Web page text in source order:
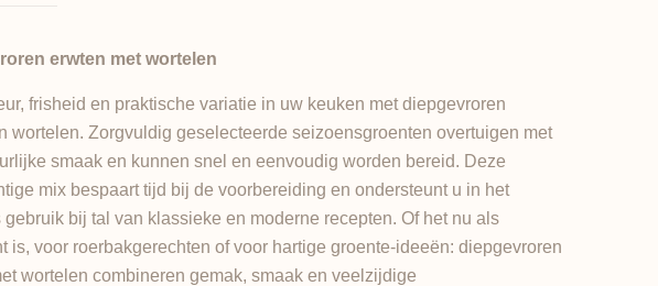
erwten met wortelen
frisheid en praktische variatie in uw keuken met diepgevroren
wortelen. Zorgvuldig geselecteerde seizoensgroenten overtuigen met
smaak en kunnen snel en eenvoudig worden bereid. Deze
mix bespaart tijd bij de voorbereiding en ondersteunt u in het
bij tal van klassieke en moderne recepten. Of het nu als
is, voor roerbakgerechten of voor hartige groente-ideeën: diepgevroren
wortelen combineren gemak, smaak en veelzijdige